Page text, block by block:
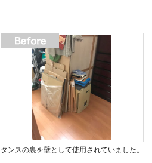
タンスの裏を壁として使用されていました。